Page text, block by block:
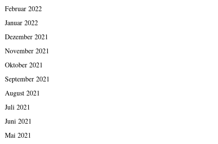
Februar 2022
Januar 2022
Dezember 2021
November 2021
Oktober 2021
September 2021
August 2021
Juli 2021
Juni 2021
Mai 2021